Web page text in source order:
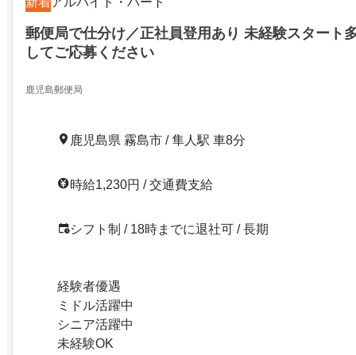
郵便局で仕分け／正社員登用あり 未経験スタート
してご応募ください
鹿児島郵便局
鹿児島県 霧島市 / 隼人駅 車8分
時給1,230円 / 交通費支給
シフト制 / 18時までに退社可 / 長期
経験者優遇
ミドル活躍中
シニア活躍中
未経験OK